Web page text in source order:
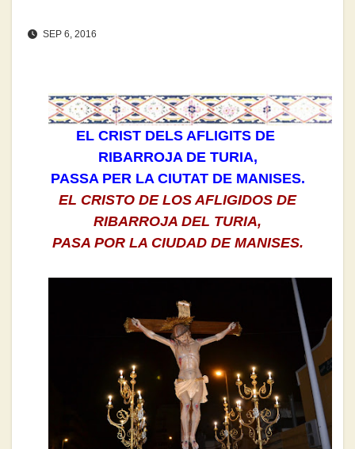
SEP 6, 2016
EL CRIST DELS AFLIGITS DE
RIBARROJA DE TURIA,
PASSA PER LA CIUTAT DE MANISES.
EL CRISTO DE LOS AFLIGIDOS DE
RIBARROJA DEL TURIA,
PASA POR LA CIUDAD DE MANISES.